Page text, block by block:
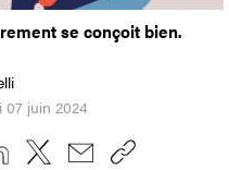
se conçoit bien.
07 juin 2024